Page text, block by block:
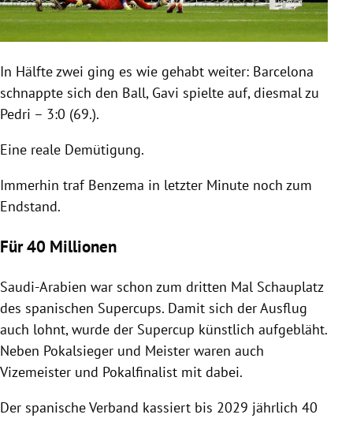
In Hälfte zwei ging es wie gehabt weiter: Barcelona
schnappte sich den Ball, Gavi spielte auf, diesmal zu
Pedri – 3:0 (69.).
Eine reale Demütigung.
Immerhin traf Benzema in letzter Minute noch zum
Endstand.
Für 40 Millionen
Saudi-Arabien war schon zum dritten Mal Schauplatz
des spanischen Supercups. Damit sich der Ausflug
auch lohnt, wurde der Supercup künstlich aufgebläht.
Neben Pokalsieger und Meister waren auch
Vizemeister und Pokalfinalist mit dabei.
Der spanische Verband kassiert bis 2029 jährlich 40